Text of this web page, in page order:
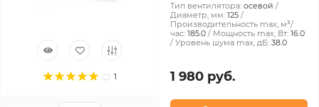
1
Тип вентилятора: осевой
Диаметр, мм: 125
Производительность max, м³/
час: 185.0 Мощность max, Вт: 16.0
Уровень шума max, дБ: 38.0
1 980 руб.